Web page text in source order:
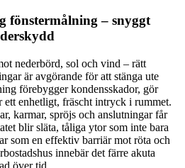
fönstermålning – snyggt
nederbörd, sol och vind – rätt
är avgörande för att stänga ute
förebygger kondensskador, gör
ett enhetligt, fräscht intryck i rummet.
karmar, spröjs och anslutningar får
blir släta, tåliga ytor som inte bara
som en effektiv barriär mot röta och
innebär det färre akuta
över tid.